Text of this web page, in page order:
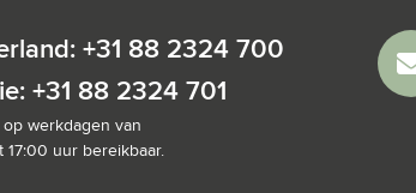
+31 88 2324 700
+31 88 2324 701
op werkdagen van
17:00 uur bereikbaar.